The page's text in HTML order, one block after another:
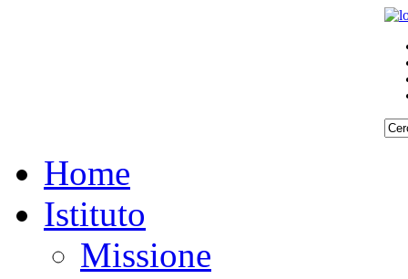
Home
Istituto
Missione